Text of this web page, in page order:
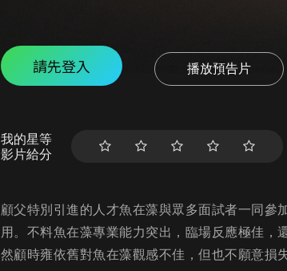
請先登入 播放預告片
我的星等
影片給分
顧父特別引進的人才魚在藻與眾多面試者一同參
用。不料魚在藻專業能力突出，臨場反應極佳
然顧時雍依舊對魚在藻觀感不佳，但也不願意損